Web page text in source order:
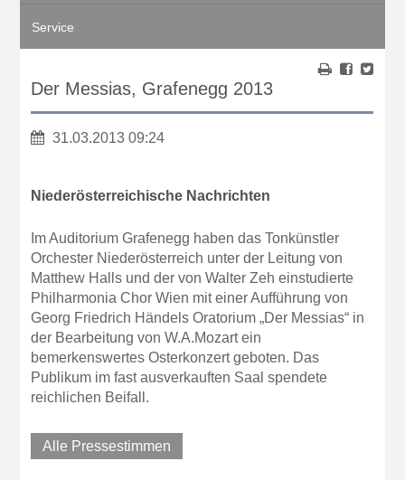
Service
Der Messias, Grafenegg 2013
31.03.2013 09:24
Niederösterreichische Nachrichten
Im Auditorium Grafenegg haben das Tonkünstler
Orchester Niederösterreich unter der Leitung von
Matthew Halls und der von Walter Zeh einstudierte
Philharmonia Chor Wien mit einer Aufführung von
Georg Friedrich Händels Oratorium „Der Messias“ in
der Bearbeitung von W.A.Mozart ein
bemerkenswertes Osterkonzert geboten. Das
Publikum im fast ausverkauften Saal spendete
reichlichen Beifall.
Alle Pressestimmen